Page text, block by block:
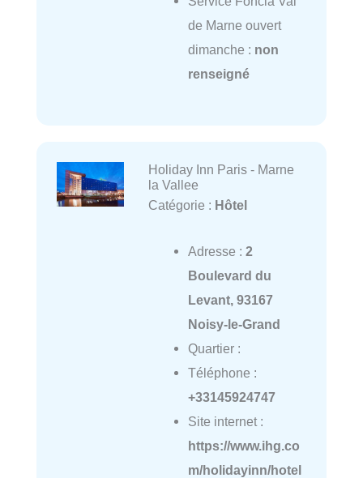
de Marne ouvert
dimanche : non
renseigné
Holiday Inn Paris - Marne
la Vallee
Catégorie : Hôtel
Adresse : 2
Boulevard du
Levant, 93167
Noisy-le-Grand
Quartier :
Téléphone :
+33145924747
Site internet :
https://www.ihg.co
m/holidayinn/hotel